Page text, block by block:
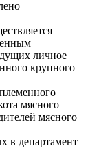
личное
крупного
мясного
мясного
в департамент